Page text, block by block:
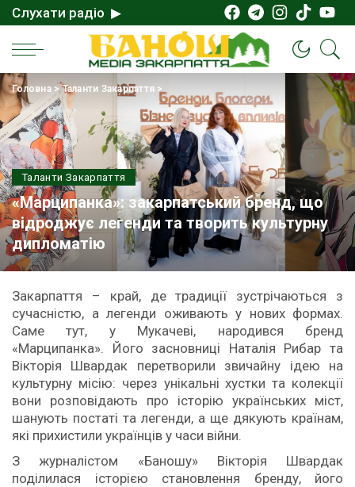
Слухати радіо ▶
Головна>Таланти Закарпаття >
Таланти Закарпаття
«Марципанка»: закарпатський бренд, що
відроджує легенди та творить культурну
дипломатію
Закарпаття – край, де традиції зустрічаються з
сучасністю, а легенди оживають у нових формах.
Саме тут, у Мукачеві, народився бренд
«Марципанка». Його засновниці Наталія Рибар та
Вікторія Швардак перетворили звичайну ідею на
культурну місію: через унікальні хустки та колекції
вони розповідають про історію українських міст,
шанують постаті та легенди, а ще дякують країнам,
які прихистили українців у часи війни.
З журналістом «Баношу» Вікторія Швардак
поділилася історією становлення бренду, його